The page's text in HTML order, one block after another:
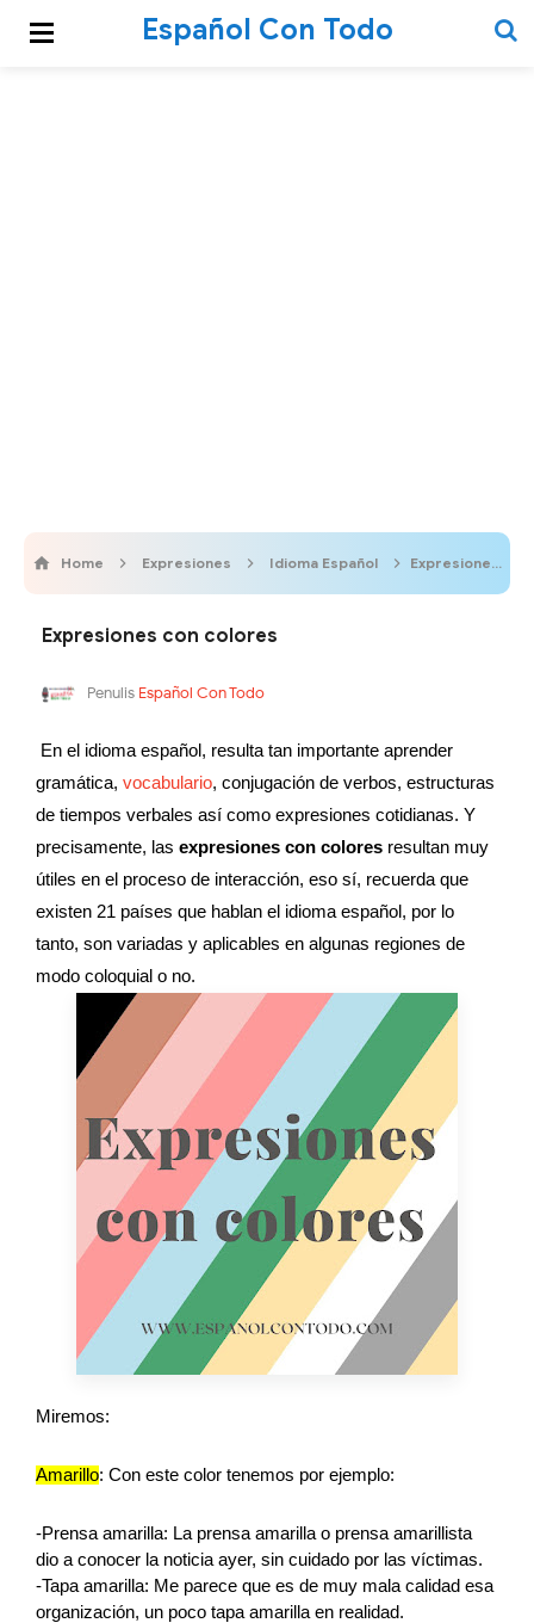
Español Con Todo
Home Expresiones Idioma Español Expresiones con colores
Expresiones con colores
Penulis Español Con Todo
En el idioma español, resulta tan importante aprender
gramática, vocabulario, conjugación de verbos, estructuras
de tiempos verbales así como expresiones cotidianas. Y
precisamente, las expresiones con colores resultan muy
útiles en el proceso de interacción, eso sí, recuerda que
existen 21 países que hablan el idioma español, por lo
tanto, son variadas y aplicables en algunas regiones de
modo coloquial o no.
Miremos:
Amarillo: Con este color tenemos por ejemplo:
-Prensa amarilla: La prensa amarilla o prensa amarillista
dio a conocer la noticia ayer, sin cuidado por las víctimas.
-Tapa amarilla: Me parece que es de muy mala calidad esa
organización, un poco tapa amarilla en realidad.